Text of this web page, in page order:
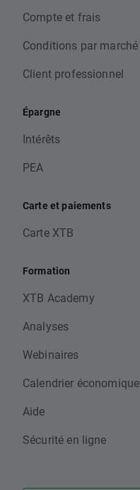
Compte et frais
Conditions par marché
Client professionnel
Épargne
Intérêts
PEA
Carte et paiements
Carte XTB
Formation
XTB Academy
Analyses
Webinaires
Calendrier économique
Aide
Sécurité en ligne